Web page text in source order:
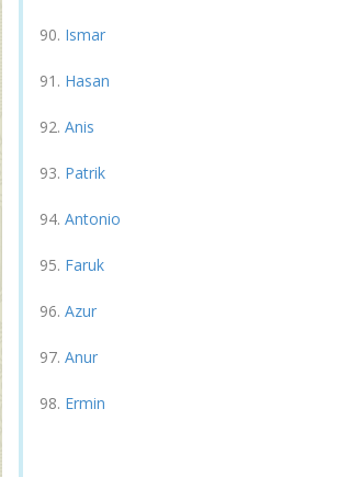
Ismar
Hasan
Anis
Patrik
Antonio
Faruk
Azur
Anur
Ermin